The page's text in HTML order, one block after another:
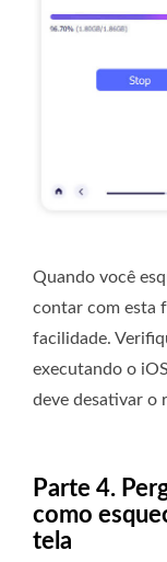
Quando você
contar com esta
facilidade.
executando o
deve desativar o
Parte 4.
como
tela